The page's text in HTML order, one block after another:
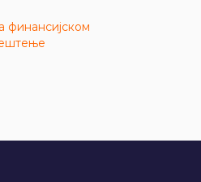
финансијском